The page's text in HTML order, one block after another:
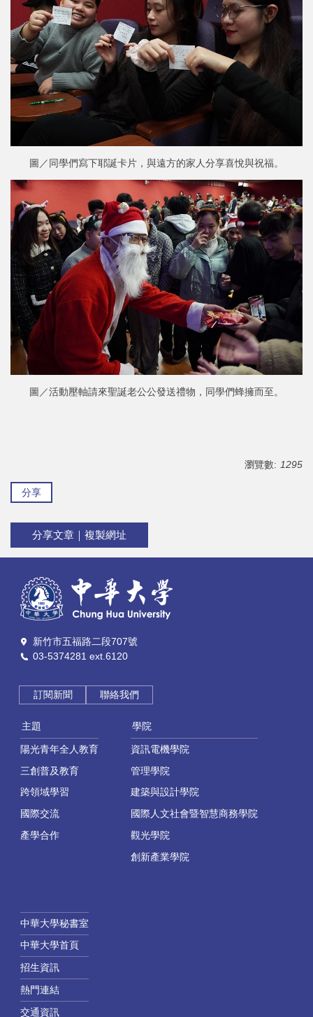
圖／同學們寫下耶誕卡片，與遠方的家人分享喜悅與祝福。
圖／活動壓軸請來聖誕老公公發送禮物，同學們蜂擁而至。
瀏覽數: 1295
分享
分享文章｜複製網址
新竹市五福路二段707號
03-5374281 ext.6120
訂閱新聞 聯絡我們
主題
陽光青年全人教育
三創普及教育
跨領域學習
國際交流
產學合作
學院
資訊電機學院
管理學院
建築與設計學院
國際人文社會暨智慧商務學院
觀光學院
創新產業學院
中華大學秘書室
中華大學首頁
招生資訊
熱門連結
交通資訊